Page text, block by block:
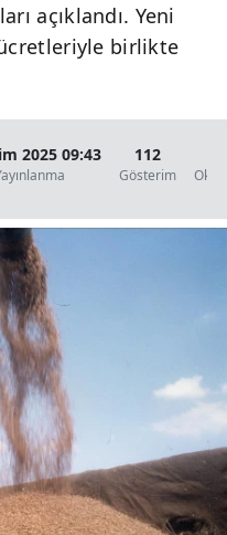
açıklandı. Yeni
birlikte
2025 09:43 112
Gösterim